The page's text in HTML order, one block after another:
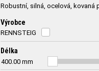
Robustní, silná, ocelová,
Výrobce
RENNSTEIG
Délka
400.00 mm